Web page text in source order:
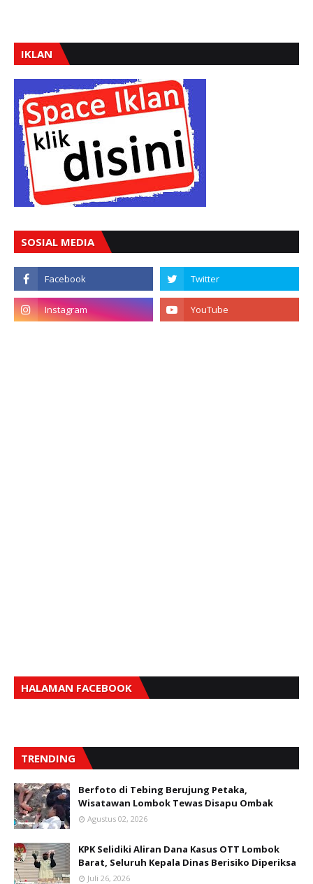
IKLAN
SOSIAL MEDIA
HALAMAN FACEBOOK
TRENDING
Berfoto di Tebing Berujung Petaka,
Wisatawan Lombok Tewas Disapu Ombak
Agustus 02, 2026
KPK Selidiki Aliran Dana Kasus OTT Lombok
Barat, Seluruh Kepala Dinas Berisiko Diperiksa
Juli 26, 2026